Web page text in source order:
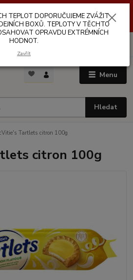
V TĚCHTO BOXECH MŮŽE DOSAHOVAT
EXTRÉMNÍCH HODNOT.
Menu
Hledat
Tartlets citron 100g
citron 100g
TEPLOT DOPORUČUJEME ZVÁŽIT
BOXŮ. TEPLOTY V TĚCHTO
OPRAVDU EXTRÉMNÍCH
HODNOT.
Zavřít